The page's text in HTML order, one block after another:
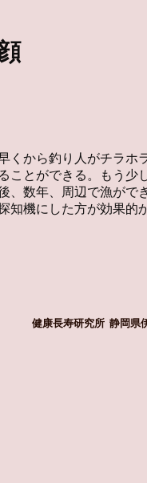
くから釣り人がチラ
ことができる。もう
、数年、周辺で漁が
機にした方が効果的
健康長寿研究所 静岡県